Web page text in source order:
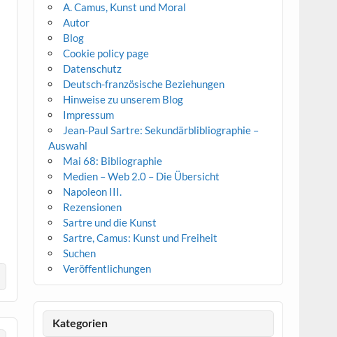
A. Camus, Kunst und Moral
Autor
Blog
Cookie policy page
Datenschutz
Deutsch-französische Beziehungen
Hinweise zu unserem Blog
Impressum
Jean-Paul Sartre: Sekundärblibliographie –
Auswahl
Mai 68: Bibliographie
Medien – Web 2.0 – Die Übersicht
Napoleon III.
Rezensionen
Sartre und die Kunst
Sartre, Camus: Kunst und Freiheit
Suchen
Veröffentlichungen
Kategorien